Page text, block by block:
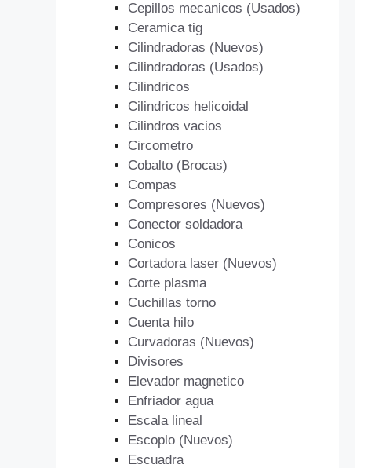
Cepillos mecanicos (Usados)
Ceramica tig
Cilindradoras (Nuevos)
Cilindradoras (Usados)
Cilindricos
Cilindricos helicoidal
Cilindros vacios
Circometro
Cobalto (Brocas)
Compas
Compresores (Nuevos)
Conector soldadora
Conicos
Cortadora laser (Nuevos)
Corte plasma
Cuchillas torno
Cuenta hilo
Curvadoras (Nuevos)
Divisores
Elevador magnetico
Enfriador agua
Escala lineal
Escoplo (Nuevos)
Escuadra